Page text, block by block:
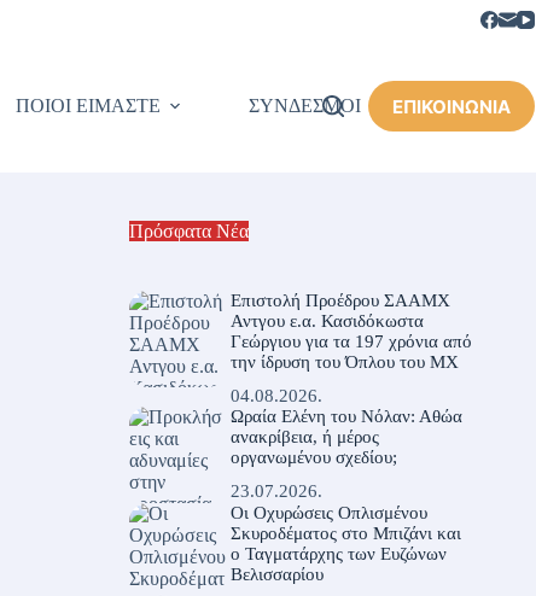
ΠΟΙΟΙ ΕΙΜΑΣΤΕ ΣΥΝΔΕΣΜΟΙ ΕΠΙΚΟΙΝΩΝΙΑ
Πρόσφατα Νέα
Επιστολή Προέδρου ΣΑΑΜΧ
Αντγου ε.α. Κασιδόκωστα
Γεώργιου για τα 197 χρόνια από
την ίδρυση του Όπλου του ΜΧ
04.08.2026.
Ωραία Ελένη του Νόλαν: Αθώα
ανακρίβεια, ή μέρος
οργανωμένου σχεδίου;
23.07.2026.
Οι Οχυρώσεις Οπλισμένου
Σκυροδέματος στο Μπιζάνι και
ο Ταγματάρχης των Ευζώνων
Βελισσαρίου